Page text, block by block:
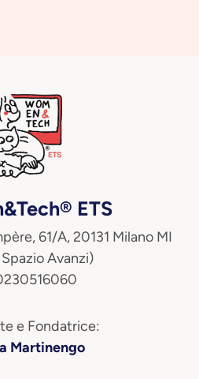
ETS
61/A, 20131 Milano MI
Avanzi)
e Fondatrice:
Martinengo